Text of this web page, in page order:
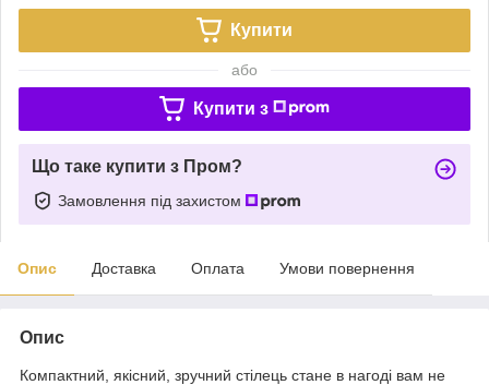
Купити
або
Купити з
Що таке купити з Пром?
Замовлення під захистом
Опис Доставка Оплата Умови повернення
Опис
Компактний, якісний, зручний стілець стане в нагоді вам не